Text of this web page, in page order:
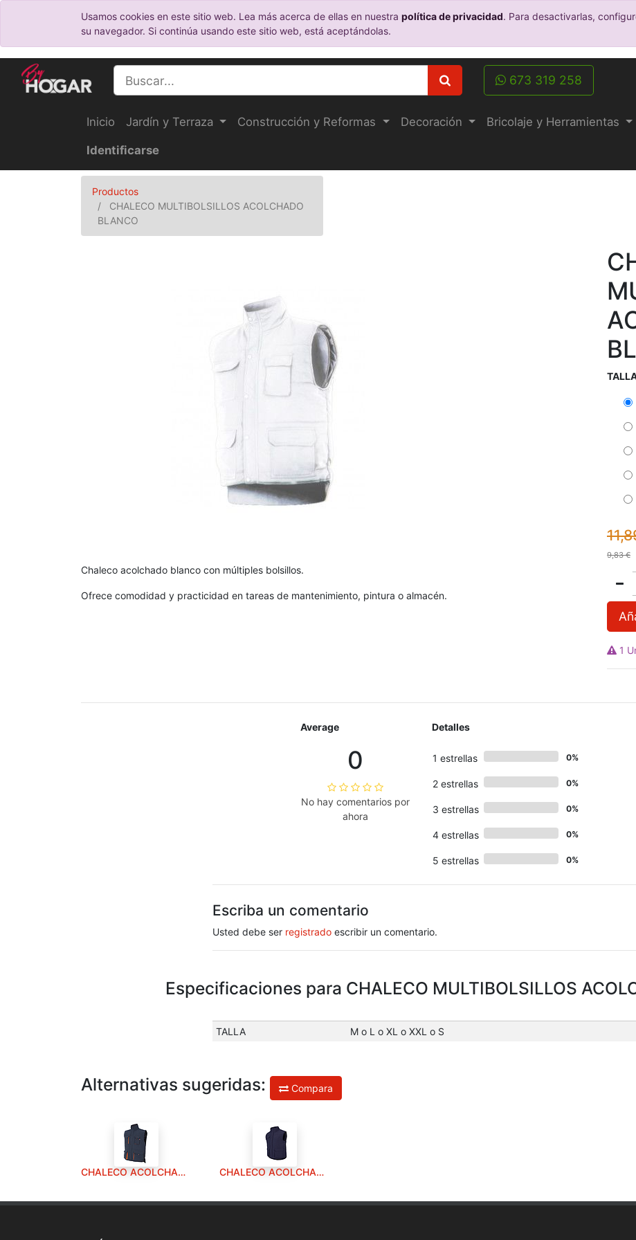
Usamos cookies en este sitio web. Lea más acerca de ellas en nuestra política de privacidad. Para desactivarlas,
su navegador. Si continúa usando este sitio web, está aceptándolas.
673 319 258
Inicio Jardín y Terraza Construcción y Reformas Decoración Bricolaje y Herramientas
Identificarse
Productos
CHALECO MULTIBOLSILLOS ACOLCHADO
BLANCO
Chaleco acolchado blanco con múltiples bolsillos.
Ofrece comodidad y practicidad en tareas de mantenimiento, pintura o almacén.
9,83€
1
Average
0
No hay comentarios por
ahora
Detalles
1 estrellas 0%
2 estrellas 0%
3 estrellas 0%
4 estrellas 0%
5 estrellas 0%
Escriba un comentario
Usted debe ser registrado escribir un comentario.
Especificaciones para CHALECO MULTIBOLSILLOS
TALLA M o L o XL o XXL o S
Alternativas sugeridas: Compara
CHALECO ACOLCHADO BICOLOR A.NAVY/NARANJA CHALECO ACOLCHADO MULTIBOLS AZUL NAVY